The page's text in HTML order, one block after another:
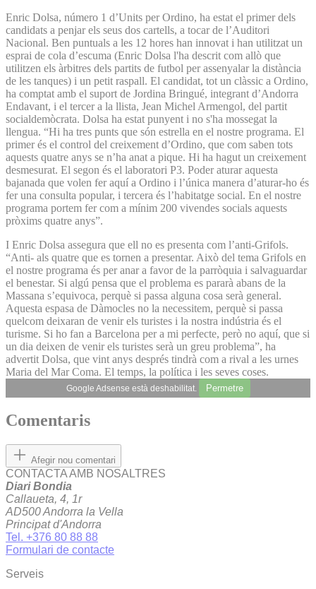
Enric Dolsa, número 1 d’Units per Ordino, ha estat el primer dels
candidats a penjar els seus dos cartells, a tocar de l’Auditori
Nacional. Ben puntuals a les 12 hores han innovat i han utilitzat un
esprai de cola d’escuma (Enric Dolsa l'ha descrit com allò que
utilitzen els àrbitres dels partits de futbol per assenyalar la distància
de les tanques) i un petit raspall. El candidat, tot un clàssic a Ordino,
ha comptat amb el suport de Jordina Bringué, integrant d’Andorra
Endavant, i el tercer a la llista, Jean Michel Armengol, del partit
socialdemòcrata. Dolsa ha estat punyent i no s'ha mossegat la
llengua. “Hi ha tres punts que són estrella en el nostre programa. El
primer és el control del creixement d’Ordino, que com saben tots
aquests quatre anys se n’ha anat a pique. Hi ha hagut un creixement
desmesurat. El segon és el laboratori P3. Poder aturar aquesta
bajanada que volen fer aquí a Ordino i l’única manera d’aturar-ho és
fer una consulta popular, i tercera és l’habitatge social. En el nostre
programa portem fer com a mínim 200 vivendes socials aquests
pròxims quatre anys”.
I Enric Dolsa assegura que ell no es presenta com l’anti-Grifols.
“Anti- als quatre que es tornen a presentar. Això del tema Grifols en
el nostre programa és per anar a favor de la parròquia i salvaguardar
el benestar. Si algú pensa que el problema es pararà abans de la
Massana s’equivoca, perquè si passa alguna cosa serà general.
Aquesta espasa de Dàmocles no la necessitem, perquè si passa
quelcom deixaran de venir els turistes i la nostra indústria és el
turisme. Si ho fan a Barcelona per a mi perfecte, però no aquí, que si
un dia deixen de venir els turistes serà un greu problema”, ha
advertit Dolsa, que vint anys després tindrà com a rival a les urnes
Maria del Mar Coma. El temps, la política i les seves coses.
Google Adsense està deshabilitat. Permetre
Comentaris
Afegir nou comentari
CONTACTA AMB NOSALTRES
Diari Bondia
Callaueta, 4, 1r
AD500 Andorra la Vella
Principat d'Andorra
Tel. +376 80 88 88
Formulari de contacte
Serveis